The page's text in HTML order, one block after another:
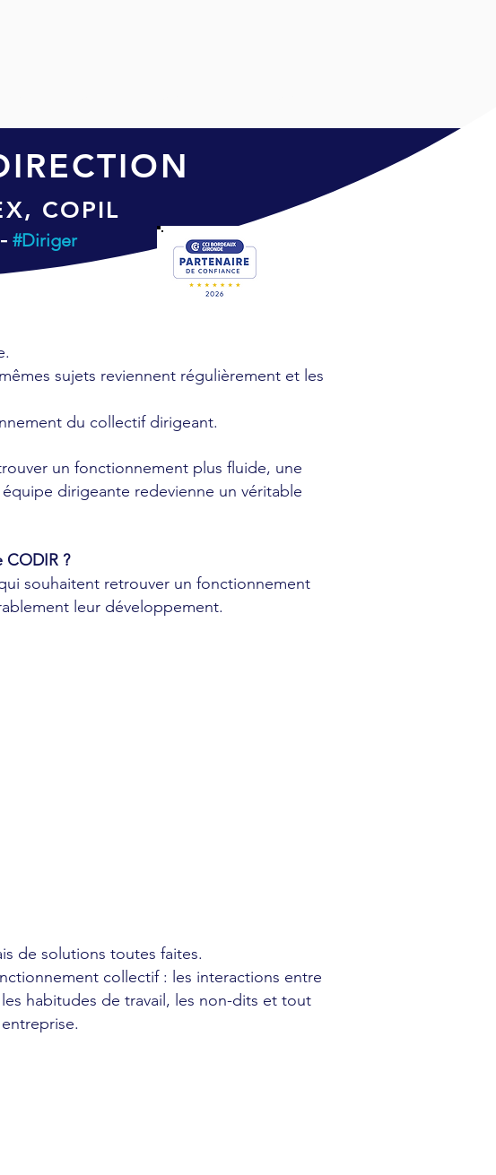
COPIL
#Diriger
sujets reviennent régulièrement et les
du collectif dirigeant.
un fonctionnement plus fluide, une
dirigeante redevienne un véritable
?
souhaitent retrouver un fonctionnement
leur développement.
de solutions toutes faites.
collectif : les interactions entre
habitudes de travail, les non-dits et tout